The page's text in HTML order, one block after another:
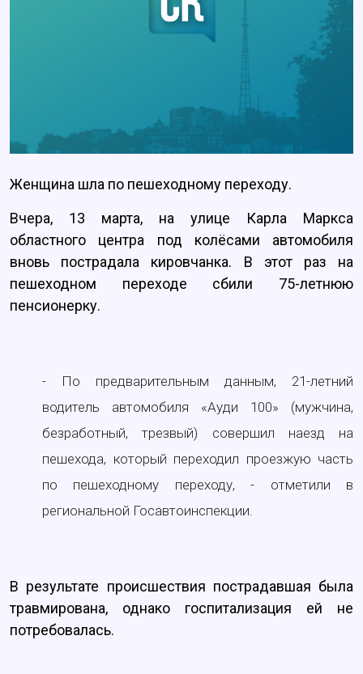
Женщина шла по пешеходному переходу.
Вчера, 13 марта, на улице Карла Маркса
областного центра под колёсами автомобиля
вновь пострадала кировчанка. В этот раз на
пешеходном переходе сбили 75-летнюю
пенсионерку.
- По предварительным данным, 21-летний
водитель автомобиля «Ауди 100» (мужчина,
безработный, трезвый) совершил наезд на
пешехода, который переходил проезжую часть
по пешеходному переходу, - отметили в
региональной Госавтоинспекции.
В результате происшествия пострадавшая была
травмирована, однако госпитализация ей не
потребовалась.